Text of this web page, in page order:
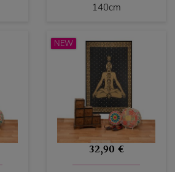
140cm
NEW
32,90 €